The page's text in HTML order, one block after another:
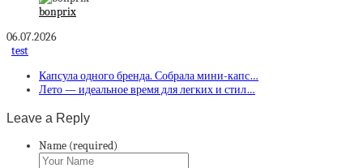
bonprix
06.07.2026
test
Капсула одного бренда. Собрала мини-капс…
Лето — идеальное время для легких и стил…
Leave a Reply
Name (required)